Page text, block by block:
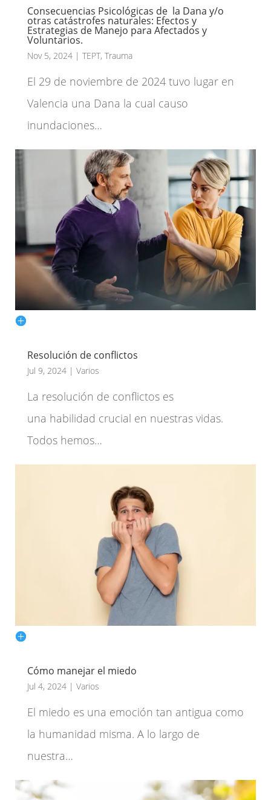
Consecuencias Psicológicas de la Dana y/o
otras catástrofes naturales: Efectos y
Estrategias de Manejo para Afectados y
Voluntarios.
Nov 5, 2024| TEPT, Trauma
El 29 de noviembre de 2024 tuvo lugar en
Valencia una Dana la cual causo
inundaciones…
Resolución de conflictos
Jul 9, 2024| Varios
La resolución de conflictos es
una habilidad crucial en nuestras vidas.
Todos hemos…
Cómo manejar el miedo
Jul 4, 2024| Varios
El miedo es una emoción tan antigua como
la humanidad misma. A lo largo de
nuestra…